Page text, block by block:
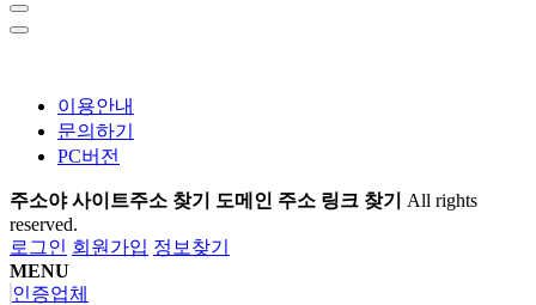
이용안내
문의하기
PC버전
주소야 사이트주소 찾기 도메인 주소 링크 찾기 All rights
reserved.
로그인 회원가입 정보찾기
MENU
인증업체